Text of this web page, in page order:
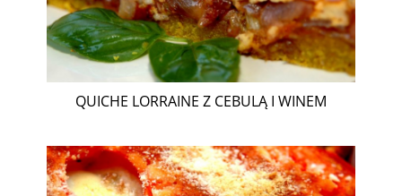
QUICHE LORRAINE Z CEBULĄ I WINEM